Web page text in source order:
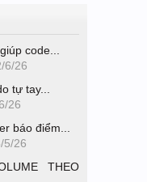
code...
6/26
tự tay...
26
báo điểm...
5/26
THEO